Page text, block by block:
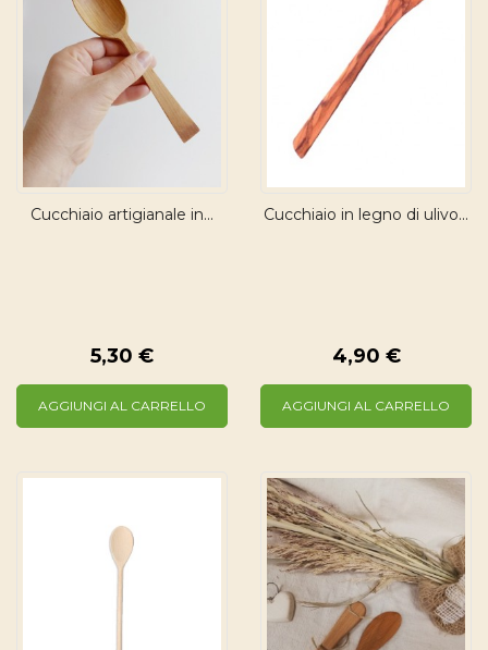
Cucchiaio artigianale in...
5,30 €
AGGIUNGI AL CARRELLO
Cucchiaio in legno di ulivo...
4,90 €
AGGIUNGI AL CARRELLO